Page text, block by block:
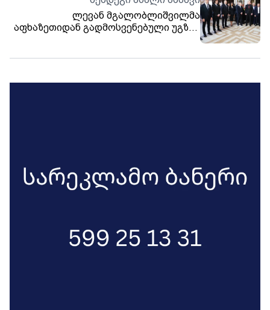
ლევან მგალობლიშვილმა
აფხაზეთიდან გადმოსვენებული უგზო-